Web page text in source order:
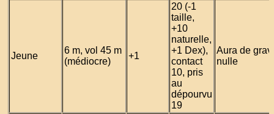
Jeune
6 m, vol 45 m
(médiocre)
+1
20 (-1
taille,
+10
naturelle,
+1 Dex),
contact
10, pris
au
dépourvu
19
Aura de
nulle